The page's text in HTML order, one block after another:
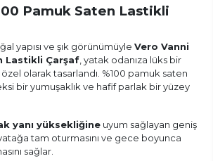
Pamuk Saten Lastikli
yapısı ve şık görünümüyle Vero Vanni
Lastikli Çarşaf , yatak odanıza lüks bir
olarak tasarlandı. %100 pamuk saten
bir yumuşaklık ve hafif parlak bir yüzey
yanı yüksekliğine uyum sağlayan geniş
yatağa tam oturmasını ve gece boyunca
sağlar.